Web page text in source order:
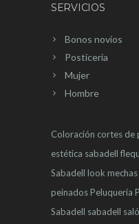
SERVICIOS
Bonos novios
Posticeria
Mujer
Hombre
Coloración cortes de
estética sabadell
Sabadell look mechas
peinadosPeluquería
Sabadell sabadell